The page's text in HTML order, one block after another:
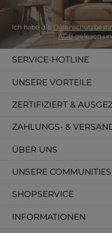
Ich habe die
AGBgelesen
SERVICE-HOTLINE
SHOPSERVICE
INFORMATIONEN
ZAHLUNGS- &
ÜBER UNS
ZERTIFIZIERT &
UNSERE VORTEILE
UNSERE COMMUNITIES